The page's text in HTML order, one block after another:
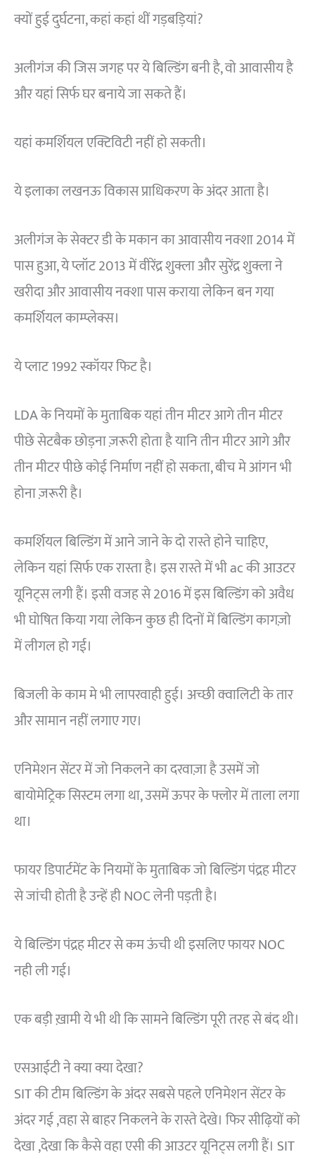
क्यों हुई दुर्घटना, कहां कहां थीं गड़बड़ियां?
अलीगंज की जिस जगह पर ये बिल्डिंग बनी है, वो आवासीय है
और यहां सिर्फ घर बनाये जा सकते हैं।
यहां कमर्शियल एक्टिविटी नहीं हो सकती।
ये इलाका लखनऊ विकास प्राधिकरण के अंदर आता है।
अलीगंज के सेक्टर डी के मकान का आवासीय नक्शा 2014 में
पास हुआ, ये प्लॉट 2013 में वीरेंद्र शुक्ला और सुरेंद्र शुक्ला ने
खरीदा और आवासीय नक्शा पास कराया लेकिन बन गया
कमर्शियल काम्प्लेक्स।
ये प्लाट 1992 स्कॉयर फिट है।
LDA के नियमों के मुताबिक यहां तीन मीटर आगे तीन मीटर
पीछे सेटबैक छोड़ना ज़रूरी होता है यानि तीन मीटर आगे और
तीन मीटर पीछे कोई निर्माण नहीं हो सकता, बीच मे आंगन भी
होना ज़रूरी है।
कमर्शियल बिल्डिंग में आने जाने के दो रास्ते होने चाहिए,
लेकिन यहां सिर्फ एक रास्ता है। इस रास्ते में भी ac की आउटर
यूनिट्स लगी हैं। इसी वजह से 2016 में इस बिल्डिंग को अवैध
भी घोषित किया गया लेकिन कुछ ही दिनों में बिल्डिंग कागज़ो
में लीगल हो गई।
बिजली के काम मे भी लापरवाही हुई। अच्छी क्वालिटी के तार
और सामान नहीं लगाए गए।
एनिमेशन सेंटर में जो निकलने का दरवाज़ा है उसमें जो
बायोमेट्रिक सिस्टम लगा था, उसमें ऊपर के फ्लोर में ताला लगा
था।
फायर डिपार्टमेंट के नियमों के मुताबिक जो बिल्डिंग पंद्रह मीटर
से जांची होती है उन्हें ही NOC लेनी पड़ती है।
ये बिल्डिंग पंद्रह मीटर से कम ऊंची थी इसलिए फायर NOC
नही ली गई।
एक बड़ी ख़ामी ये भी थी कि सामने बिल्डिंग पूरी तरह से बंद थी।
एसआईटी ने क्या क्या देखा?
SIT की टीम बिल्डिंग के अंदर सबसे पहले एनिमेशन सेंटर के
अंदर गई ,वहा से बाहर निकलने के रास्ते देखे। फिर सीढ़ियों को
देखा ,देखा कि कैसे वहा एसी की आउटर यूनिट्स लगी हैं। SIT